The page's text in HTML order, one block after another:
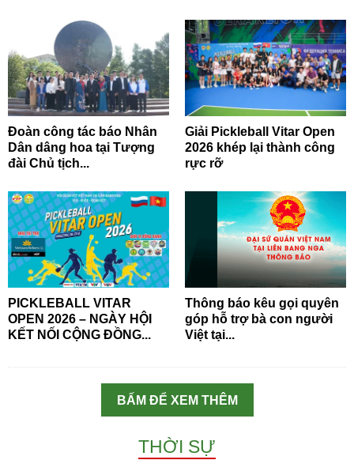
Đoàn công tác báo Nhân
Dân dâng hoa tại Tượng
đài Chủ tịch...
Giải Pickleball Vitar Open
2026 khép lại thành công
rực rỡ
PICKLEBALL VITAR
OPEN 2026 – NGÀY HỘI
KẾT NỐI CỘNG ĐỒNG...
Thông báo kêu gọi quyên
góp hỗ trợ bà con người
Việt tại...
BẤM ĐỂ XEM THÊM
THỜI SỰ